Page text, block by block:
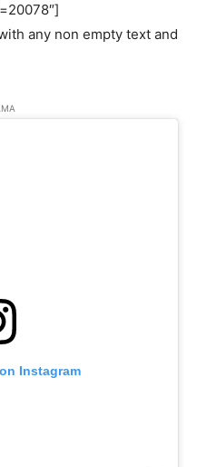
any non empty text and
Instagram